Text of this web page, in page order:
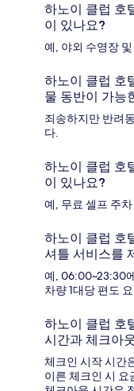
하노이 클럽 호
이 있나요?
예, 야외 수영장
하노이 클럽 호
물 동반이 가능
죄송하지만 반려
다.
하노이 클럽 호
이 있나요?
예, 무료 셀프 주
하노이 클럽 호
셔틀 서비스를
예, 06:00~23:30
차량 1대당 편도
하노이 클럽 호
시간과 체크아
체크인 시작 시간
이른 체크인 시